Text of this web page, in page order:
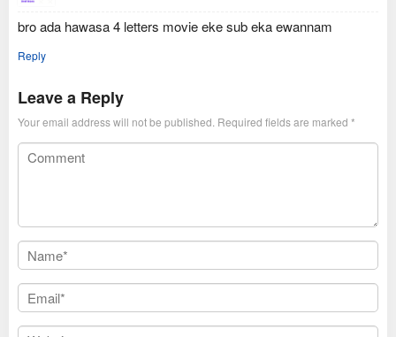
bro ada hawasa 4 letters movie eke sub eka ewannam
Reply
Leave a Reply
Your email address will not be published. Required fields are marked *